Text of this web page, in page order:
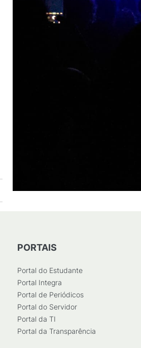
PORTAIS
Portal do Estudante
Portal Integra
Portal de Periódicos
Portal do Servidor
Portal da TI
Portal da Transparência